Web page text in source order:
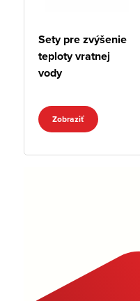
Sety pre zvýšenie
teploty vratnej
vody
Zobraziť